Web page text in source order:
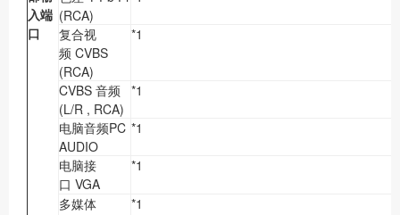
入端
口
(RCA)
复合视
频 CVBS
(RCA)
*1
CVBS 音频
(L/R , RCA)
*1
电脑音频PC
AUDIO
*1
电脑接
口 VGA
*1
多媒体
*1